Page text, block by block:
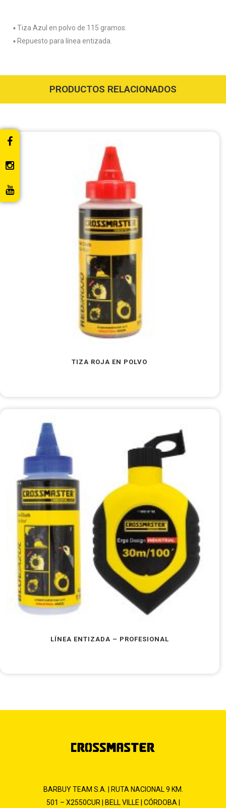
▪️ Tiza Azul en polvo de 115 gramos.
▪️ Repuesto para línea entizada.
PRODUCTOS RELACIONADOS
TIZA ROJA EN POLVO
LÍNEA ENTIZADA – PROFESIONAL
BARBUY TEAM S.A. | RUTA NACIONAL 9 KM.
501 – X2550CUR | BELL VILLE | CÓRDOBA |